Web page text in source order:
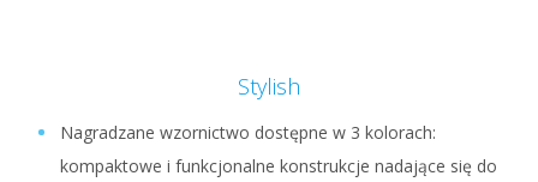
Stylish
Nagradzane wzornictwo dostępne w 3 kolorach:
kompaktowe i funkcjonalne konstrukcje nadające się do